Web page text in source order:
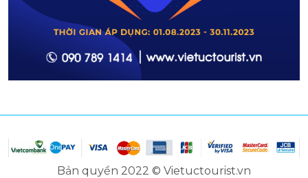
Bản quyền 2022 © Vietuctourist.vn